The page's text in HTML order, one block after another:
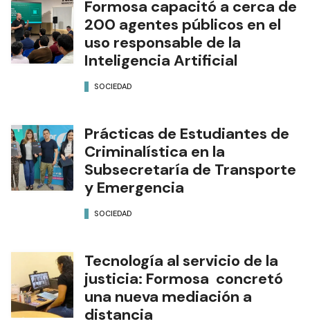
Formosa capacitó a cerca de
200 agentes públicos en el
uso responsable de la
Inteligencia Artificial
SOCIEDAD
Prácticas de Estudiantes de
Criminalística en la
Subsecretaría de Transporte
y Emergencia
SOCIEDAD
Tecnología al servicio de la
justicia: Formosa concretó
una nueva mediación a
distancia